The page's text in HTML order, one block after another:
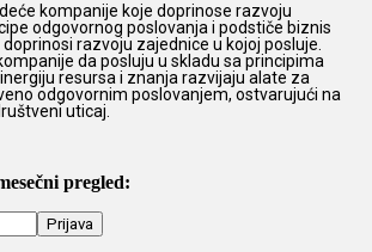
kompanije koje doprinose razvoju
odgovornog poslovanja i podstiče biznis
razvoju zajednice u kojoj posluje.
da posluju u skladu sa principima
resursa i znanja razvijaju alate za
odgovornim poslovanjem, ostvarujući na
uticaj.
pregled: